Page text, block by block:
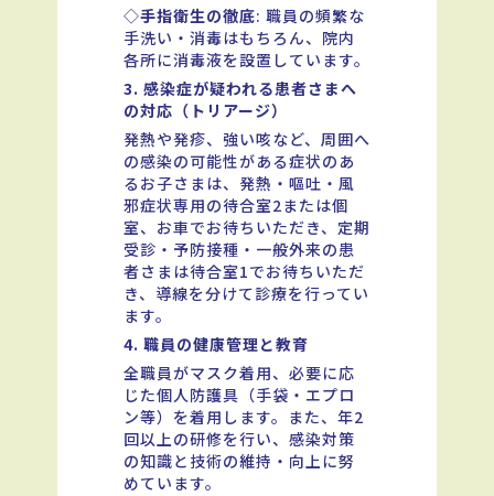
◇手指衛生の徹底: 職員の頻繁な
手洗い・消毒はもちろん、院内
各所に消毒液を設置しています。
3. 感染症が疑われる患者さまへ
の対応（トリアージ）
発熱や発疹、強い咳など、周囲へ
の感染の可能性がある症状のあ
るお子さまは、発熱・嘔吐・風
邪症状専用の待合室2または個
室、お車でお待ちいただき、定期
受診・予防接種・一般外来の患
者さまは待合室1でお待ちいただ
き、導線を分けて診療を行ってい
ます。
4. 職員の健康管理と教育
全職員がマスク着用、必要に応
じた個人防護具（手袋・エプロ
ン等）を着用します。また、年2
回以上の研修を行い、感染対策
の知識と技術の維持・向上に努
めています。